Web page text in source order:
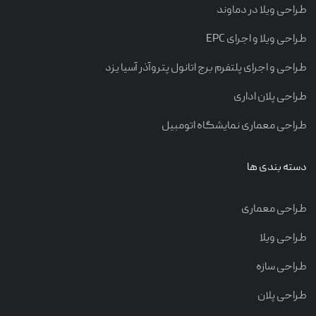
طراحی ویلا در دماوند
طراحی ویلا و اجرای EPC
طراحی و اجرای پلتفرم برج اتانول پتروآذر آسیا یزد
طراحی پلان اداری
طراحی معماری نمایشگاه اتومبیل
دسته بندی ها
طراحی معماری
طراحی ویلا
طراحی سازه
طراحی پلان